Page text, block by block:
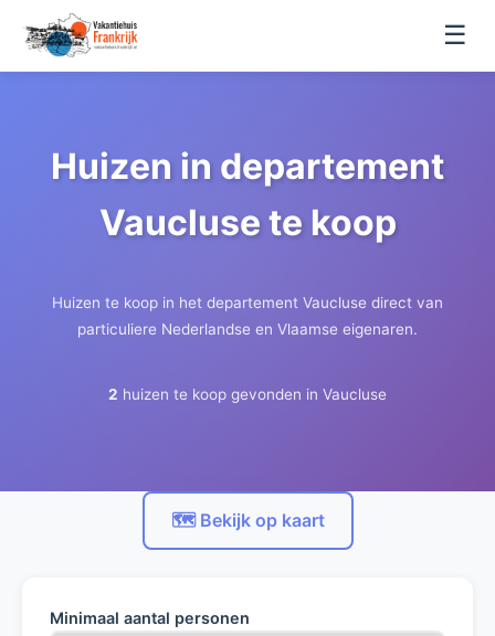
☰
Huizen in departement
Vaucluse te koop
Huizen te koop in het departement Vaucluse direct van
particuliere Nederlandse en Vlaamse eigenaren.
2 huizen te koop gevonden in Vaucluse
🗺️ Bekijk op kaart
Minimaal aantal personen